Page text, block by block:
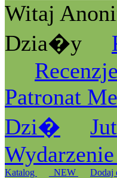
Witaj
Dzia�y
Recenzje
Patronat
Dzi�
Wydarzenie
Katalog _NEW Dodaj